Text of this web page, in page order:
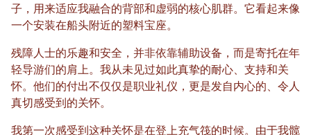
子，用来适应我融合的背部和虚弱的核心肌群。它看起来像
一个安装在船头附近的塑料宝座。
残障人士的乐趣和安全，并非依靠辅助设备，而是寄托在年
轻导游们的肩上。我从未见过如此真挚的耐心、支持和关
怀。他们的付出不仅仅是职业礼仪，更是发自内心的、令人
真切感受到的关怀。
我第一次感受到这种关怀是在登上充气筏的时候。由于我髋